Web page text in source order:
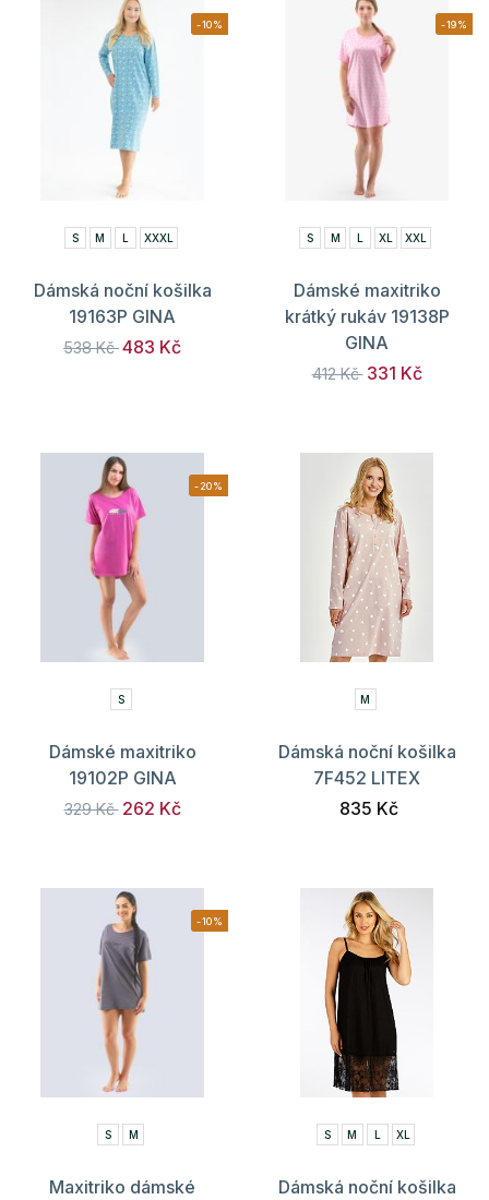
-10%
S M L XXXL
Dámská noční košilka
19163P GINA
538 Kč483 Kč
-19%
S M L XL XXL
Dámské maxitriko
krátký rukáv 19138P
GINA
412 Kč 331 Kč
-20%
S
Dámské maxitriko
19102P GINA
329 Kč 262 Kč
M
Dámská noční košilka
7F452 LITEX
835 Kč
-10%
S M
Maxitriko dámské
S M L XL
Dámská noční košilka